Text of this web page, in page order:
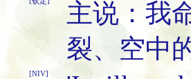
主说：我
裂、空中
[NIV]